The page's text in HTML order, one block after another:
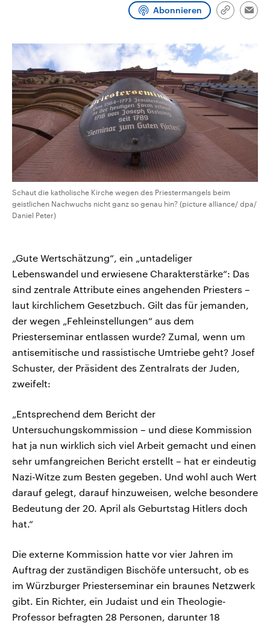
und Kandidaten der anstehenden Abonnieren
Link
Schaut die katholische Kirche wegen des Priestermangels beim
geistlichen Nachwuchs nicht ganz so genau hin? (picture alliance/ dpa/
Daniel Peter)
„Gute Wertschätzung“, ein „untadeliger
Lebenswandel und erwiesene Charakterstärke“: Das
sind zentrale Attribute eines angehenden Priesters –
laut kirchlichem Gesetzbuch. Gilt das für jemanden,
der wegen „Fehleinstellungen“ aus dem
Priesterseminar entlassen wurde? Zumal, wenn um
antisemitische und rassistische Umtriebe geht? Josef
Schuster, der Präsident des Zentralrats der Juden,
zweifelt:
„Entsprechend dem Bericht der
Untersuchungskommission – und diese Kommission
hat ja nun wirklich sich viel Arbeit gemacht und einen
sehr umfangreichen Bericht erstellt – hat er eindeutig
Nazi-Witze zum Besten gegeben. Und wohl auch Wert
darauf gelegt, darauf hinzuweisen, welche besondere
Bedeutung der 20. April als Geburtstag Hitlers doch
hat.“
Die externe Kommission hatte vor vier Jahren im
Auftrag der zuständigen Bischöfe untersucht, ob es
im Würzburger Priesterseminar ein braunes Netzwerk
gibt. Ein Richter, ein Judaist und ein Theologie-
Professor befragten 28 Personen, darunter 18